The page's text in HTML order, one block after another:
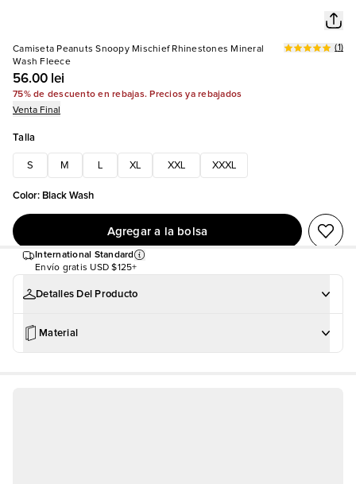
Camiseta Peanuts Snoopy Mischief Rhinestones Mineral
Wash Fleece
56.00 lei
(1)
75% de descuento en rebajas. Precios ya rebajados
Venta Final
Talla
S M XL XXL XXXL
Color: Black Wash
Agregar a la bolsa
International Standard
Envío gratis USD $125+
Detalles Del Producto
Material